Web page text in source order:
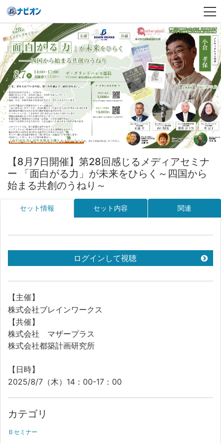
【8月7日開催】第28回感じるメディアセミナ
ー 「面白がる力」が未来をひらく～四国から
始まる共創のうねり～
セット情報 セット内容 関連
ログインして視聴
【主催】
株式会社ブレインワークス
【共催】
株式会社 マザープラス
株式会社都築計画研究所
【日時】
2025/8/7（木）14：00-17：00
カテゴリ
Ｂセミナー